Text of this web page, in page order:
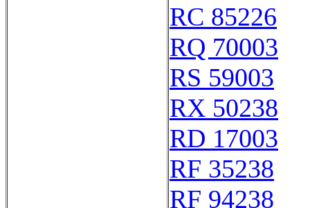
RC 85226
RQ 70003
RS 59003
RX 50238
RD 17003
RF 35238
RF 94238